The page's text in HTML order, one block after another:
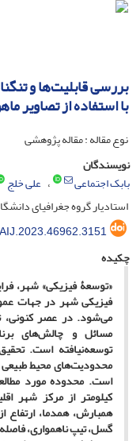
بررسی قابلیت‌ها و
با استفاده از تصاویر
نوع مقاله : مقاله پژوهشی
نویسندگان
بابک اجتماعی
علی خلج
استادیار گروه جغرافیای
چکیده
«توسعۀ فیزیکی» شهر،
فیزیکی شهر در جهات
می‌شود. در عصر کنونی،
مسائل و چالش‌های
توسعه‌نیافته است.
محدودیت‌های محیط
کیلومتر از مرکز شهر
همبارش، همدما، ارتفاع
گسل، تیپ ناهمواری، فاصله